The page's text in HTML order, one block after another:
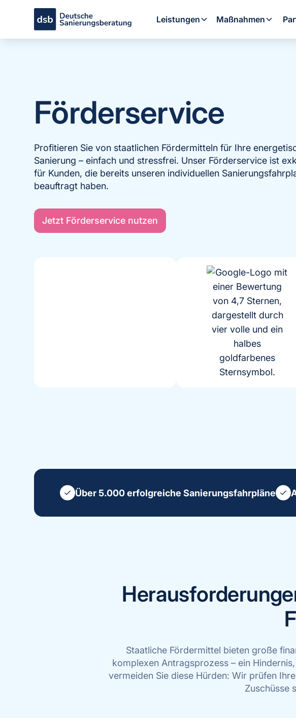
Leistungen Maßnahmen
Förderservice
Profitieren Sie von staatlichen Fördermitteln für Ihre
Sanierung – einfach und stressfrei. Unser Förderservice ist
für Kunden, die bereits unseren individuellen
beauftragt haben.
Jetzt Förderservice nutzen
Über 5.000 erfolgreiche Sanierungsfahrpläne
Staatliche Fördermittel bieten große
komplexen Antragsprozess – ein
vermeiden Sie diese Hürden: Wir prüfen
Zuschüsse